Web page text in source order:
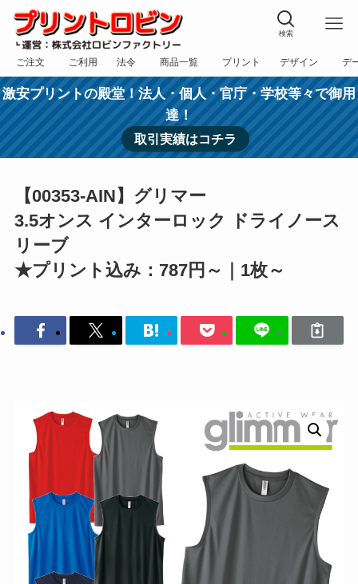
検索
ご注文
フォーム
ご利用
規約
法令
表記
商品一覧
カテゴリー
プリント
方法
デザイン
依頼
デ
入
激安プリントの殿堂！法人・個人・官庁・学校等々で御用
達！
取引実績はコチラ
【00353-AIN】グリマー
3.5オンス インターロック ドライノース
リーブ
★プリント込み：787円～｜1枚～